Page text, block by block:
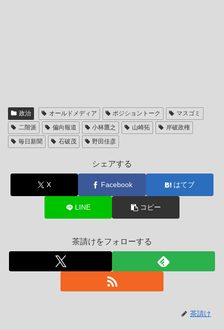
政治 オールドメディア ポジショントーク
マスゴミ
二階派
偏向報道 小林鷹之 山崎拓
岸破政権
毎日新聞
石破茂 野田佳彦
シェアする
X Facebook はてブ
LINE コピー
茶請けをフォローする
茶請け